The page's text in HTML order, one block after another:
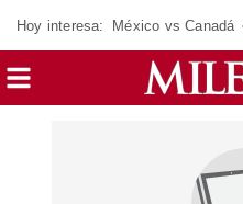
Hoy interesa: México vs Canadá